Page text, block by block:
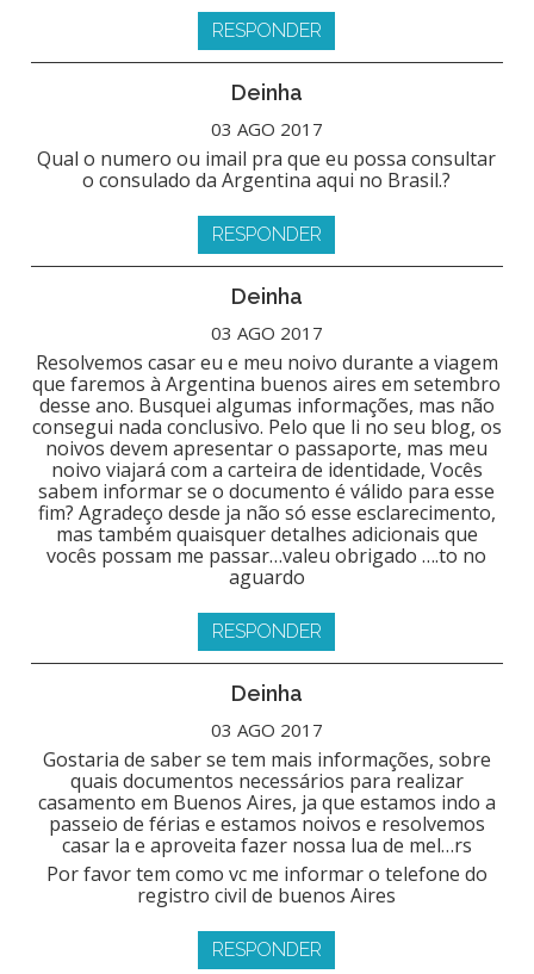
RESPONDER
Deinha
03 AGO 2017
Qual o numero ou imail pra que eu possa consultar
o consulado da Argentina aqui no Brasil.?
RESPONDER
Deinha
03 AGO 2017
Resolvemos casar eu e meu noivo durante a viagem
que faremos à Argentina buenos aires em setembro
desse ano. Busquei algumas informações, mas não
consegui nada conclusivo. Pelo que li no seu blog, os
noivos devem apresentar o passaporte, mas meu
noivo viajará com a carteira de identidade, Vocês
sabem informar se o documento é válido para esse
fim? Agradeço desde ja não só esse esclarecimento,
mas também quaisquer detalhes adicionais que
vocês possam me passar…valeu obrigado ….to no
aguardo
RESPONDER
Deinha
03 AGO 2017
Gostaria de saber se tem mais informações, sobre
quais documentos necessários para realizar
casamento em Buenos Aires, ja que estamos indo a
passeio de férias e estamos noivos e resolvemos
casar la e aproveita fazer nossa lua de mel…rs
Por favor tem como vc me informar o telefone do
registro civil de buenos Aires
RESPONDER